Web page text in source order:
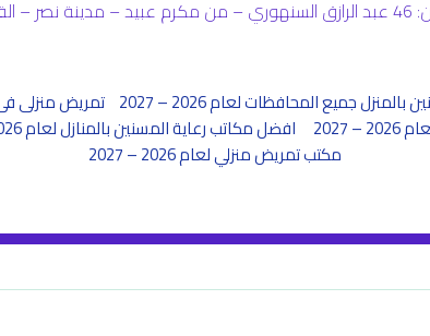
القاهرة
بالمنزل جميع المحافظات لعام 2026 – 2027 تمريض منزلى فى مصر
2027 افضل مكاتب رعاية المسنين بالمنازل لعام 2026 – 2027
مكتب تمريض منزلي لعام 2026 – 2027